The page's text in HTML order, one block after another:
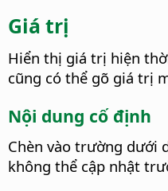
Giá trị
Hiển thị giá trị hiện
cũng có thể gõ giá trị
Nội dung cố định
Chèn vào trường dưới
không thể cập nhật